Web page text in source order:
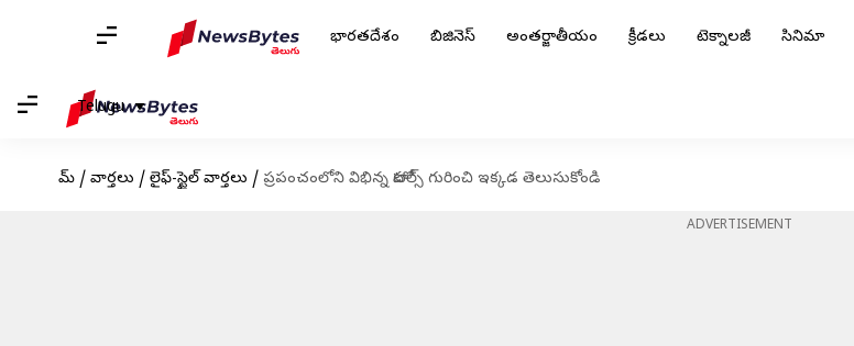
భారతదేశం బిజినెస్ అంతర్జాతీయం క్రీడలు టెక్నాలజీ సినిమా
Telugu
హోమ్ / వార్తలు / లైఫ్-స్టైల్ వార్తలు / ప్రపంచంలోని విభిన్న హోటల్స్ గురించి ఇక్కడ తెలుసుకోండి
ADVERTISEMENT